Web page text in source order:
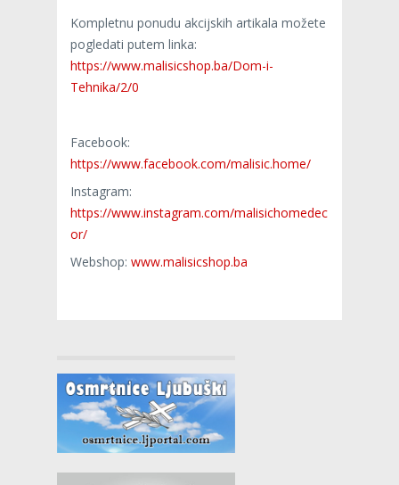
Kompletnu ponudu akcijskih artikala možete
pogledati putem linka:
https://www.malisicshop.ba/Dom-i-
Tehnika/2/0
Facebook:
https://www.facebook.com/malisic.home/
Instagram:
https://www.instagram.com/malisichomedec
or/
Webshop: www.malisicshop.ba